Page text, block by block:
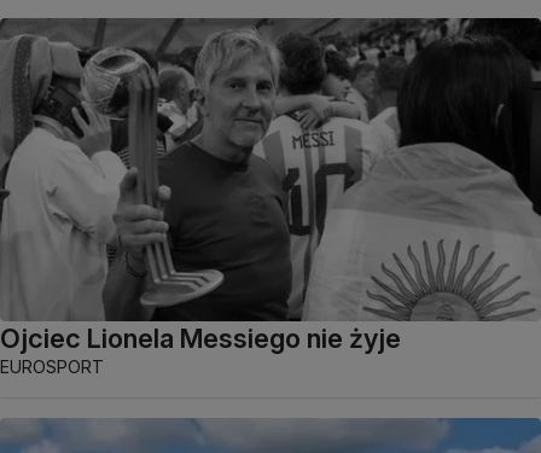
Ojciec Lionela Messiego nie żyje
EUROSPORT